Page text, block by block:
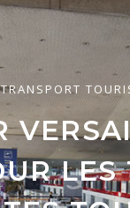
TRANSPORT
LES
HÉBERGEMENT
TRANSPORT